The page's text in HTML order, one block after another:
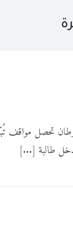
تحصل
طالبة [...]